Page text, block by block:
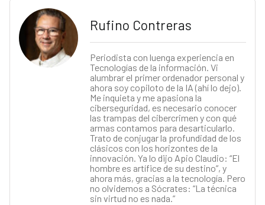
Rufino Contreras
Periodista con luenga experiencia en
Tecnologías de la información. Vi
alumbrar el primer ordenador personal y
ahora soy copiloto de la IA (ahí lo dejo).
Me inquieta y me apasiona la
ciberseguridad, es necesario conocer
las trampas del cibercrimen y con qué
armas contamos para desarticularlo.
Trato de conjugar la profundidad de los
clásicos con los horizontes de la
innovación. Ya lo dijo Apio Claudio: “El
hombre es artífice de su destino”, y
ahora más, gracias a la tecnología. Pero
no olvidemos a Sócrates: “La técnica
sin virtud no es nada.”